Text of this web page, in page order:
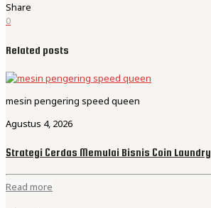
Share
0
Related posts
mesin pengering speed queen
Agustus 4, 2026
Strategi Cerdas Memulai Bisnis Coin Laundry
Read more